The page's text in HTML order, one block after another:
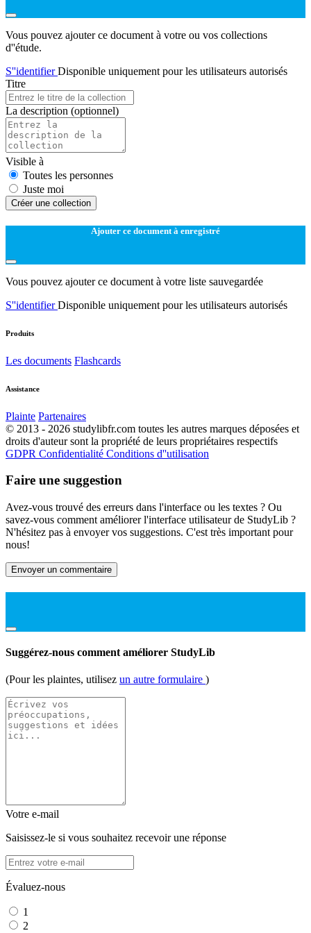
Vous pouvez ajouter ce document à votre ou vos collections
d''étude.
S''identifierDisponible uniquement pour les utilisateurs autorisés
Titre
La description (optionnel)
Visible à
Toutes les personnes
Juste moi
Créer une collection
Ajouter ce document à enregistré
Vous pouvez ajouter ce document à votre liste sauvegardée
S''identifierDisponible uniquement pour les utilisateurs autorisés
Produits
Les documents Flashcards
Assistance
Plainte Partenaires
© 2013 - 2026 studylibfr.com toutes les autres marques déposées et
droits d'auteur sont la propriété de leurs propriétaires respectifs
GDPR Confidentialité Conditions d''utilisation
Faire une suggestion
Avez-vous trouvé des erreurs dans l'interface ou les textes ? Ou
savez-vous comment améliorer l'interface utilisateur de StudyLib ?
N'hésitez pas à envoyer vos suggestions. C'est très important pour
nous!
Envoyer un commentaire
Suggérez-nous comment améliorer StudyLib
(Pour les plaintes, utilisez un autre formulaire )
Votre e-mail
Saisissez-le si vous souhaitez recevoir une réponse
Évaluez-nous
1
2